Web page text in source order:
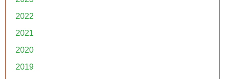
2022
2021
2020
2019